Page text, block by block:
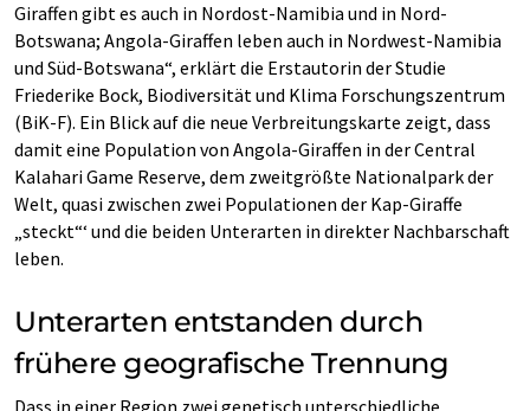
Giraffen gibt es auch in Nordost-Namibia und in Nord-
Botswana; Angola-Giraffen leben auch in Nordwest-Namibia
und Süd-Botswana“, erklärt die Erstautorin der Studie
Friederike Bock, Biodiversität und Klima Forschungszentrum
(BiK-F). Ein Blick auf die neue Verbreitungskarte zeigt, dass
damit eine Population von Angola-Giraffen in der Central
Kalahari Game Reserve, dem zweitgrößte Nationalpark der
Welt, quasi zwischen zwei Populationen der Kap-Giraffe
„steckt“‘ und die beiden Unterarten in direkter Nachbarschaft
leben.
Unterarten entstanden durch
frühere geografische Trennung
Dass in einer Region zwei genetisch unterschiedliche